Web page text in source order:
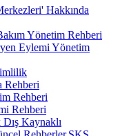
Hakkında
Yönetim Rehberi
Eylemi Yönetim
Rehberi
Rehberi
Rehberi
Kaynaklı